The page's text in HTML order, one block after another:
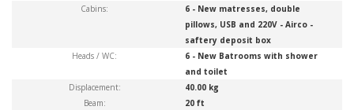
Cabins:
6 - New matresses, double
pillows, USB and 220V - Airco -
saftery deposit box
Heads / WC:
6 - New Batrooms with shower
and toilet
Displacement:
40.00 kg
Beam:
20 ft